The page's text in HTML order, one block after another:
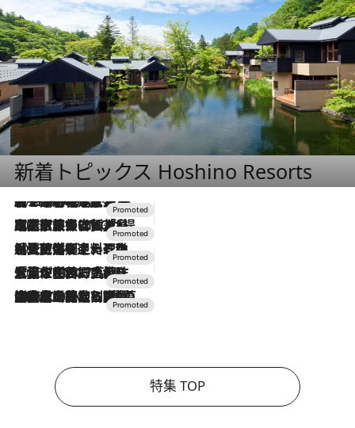
新着トピックス Hoshino Resorts
2026.8.7
【トンボの足水浴】ヒノキの香りに包まれて涼感マックス！約13℃の湧水かけ流しを避暑地「星野温泉 トンボの湯」で体験
2026.7.31
【ホテル帰省】という選択肢をOMOが提案。家族とほどよい距離を保つには「昼は実家、夜は気兼ねなくホテルで！」
2026.7.24
【夏限定ディナーコース】旬を迎える稚鮎や花ズッキーニなどをイタリア・トスカーナの郷土料理の手法で満喫！
2026.7.17
「土佐和ハーブかき氷」がOMO7高知に登場！生姜、山椒、大葉など目にも舌にも涼を呼ぶ郷土の味
2026.7.10
NEW OPEN！【界 草津】名湯の地に誕生。趣の異なる2種の温泉と上州ならではの会席・蕎麦割烹など美食を味わう究極の癒やし旅
特集 TOP